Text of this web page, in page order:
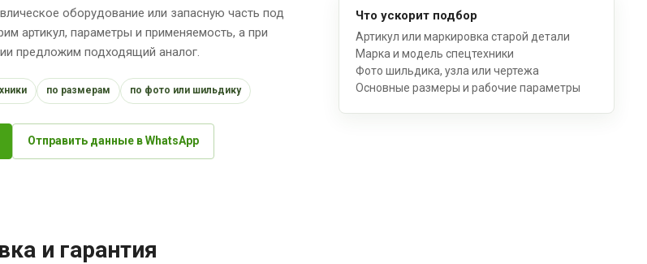
оборудование или запасную часть под
артикул, параметры и применяемость, а при
предложим подходящий аналог.
по размерам по фото или шильдику
Отправить данные в WhatsApp
Что ускорит подбор
Артикул или маркировка старой детали
Марка и модель спецтехники
Фото шильдика, узла или чертежа
Основные размеры и рабочие параметры
и гарантия